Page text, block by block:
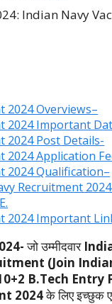
2024 Overviews–
2024 Important
2024 Post Details-
2024 Application
2024 Qualification–
Recruitment
2024 Important
जो उम्मीदवार
(Join
B.Tech
2024के लिए इच्छुक